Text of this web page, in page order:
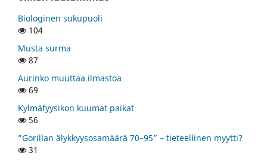
Biologinen sukupuoli
104
Musta surma
87
Aurinko muuttaa ilmastoa
69
Kylmäfyysikon kuumat paikat
56
”Gorillan älykkyysosamäärä 70–95” – tieteellinen myytti?
31